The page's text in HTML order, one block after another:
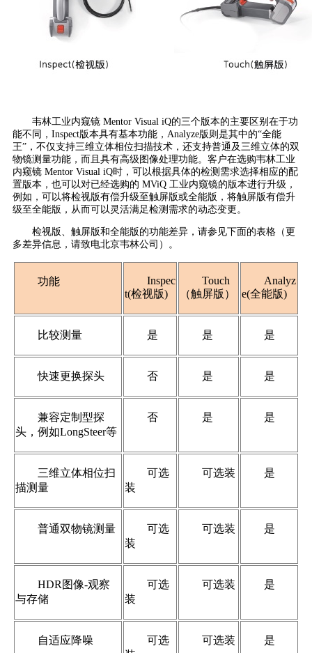
韦林工业内窥镜 Mentor Visual iQ的三个版本的主要区别在于功
能不同，Inspect版本具有基本功能，Analyze版则是其中的“全能
王”，不仅支持三维立体相位扫描技术，还支持普通及三维立体的双
物镜测量功能，而且具有高级图像处理功能。客户在选购韦林工业
内窥镜 Mentor Visual iQ时，可以根据具体的检测需求选择相应的配
置版本，也可以对已经选购的 MViQ 工业内窥镜的版本进行升级，
例如，可以将检视版有偿升级至触屏版或全能版，将触屏版有偿升
级至全能版，从而可以灵活满足检测需求的动态变更。
检视版、触屏版和全能版的功能差异，请参见下面的表格（更
多差异信息，请致电北京韦林公司）。
功能
Inspec
t(检视版)
Touch
（触屏版）
Analyz
e(全能版)
比较测量 是 是 是
快速更换探头 否 是 是
兼容定制型探
头，例如LongSteer等
否 是 是
三维立体相位扫
描测量
可选
装
可选装 是
普通双物镜测量
可选
装
可选装 是
HDR图像-观察
与存储
可选
装
可选装 是
自适应降噪
可选
可选装 是